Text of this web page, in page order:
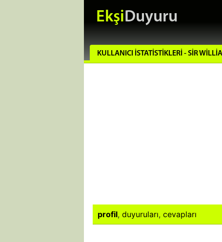
EkşiDuyuru
KULLANICI İSTATISTIKLERI - SIR
profil, duyuruları, cevapları